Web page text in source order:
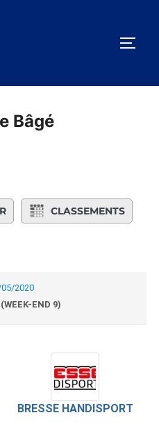
Bâgé
CLASSEMENTS
2020
END 9)
BRESSE HANDISPORT